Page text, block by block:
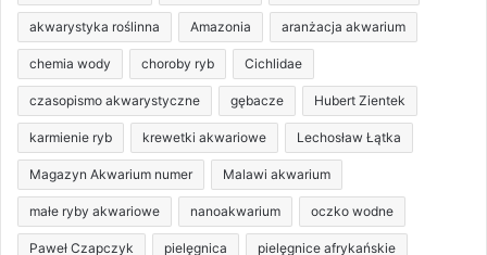
akwarystyka roślinna Amazonia aranżacja akwarium
chemia wody choroby ryb Cichlidae
czasopismo akwarystyczne gębacze Hubert Zientek
karmienie ryb krewetki akwariowe Lechosław Łątka
Magazyn Akwarium numer Malawi akwarium
małe ryby akwariowe nanoakwarium oczko wodne
Paweł Czapczyk pielęgnica pielęgnice afrykańskie